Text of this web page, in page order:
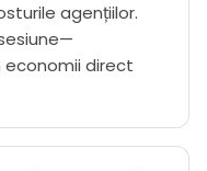
agențiilor.
economii direct